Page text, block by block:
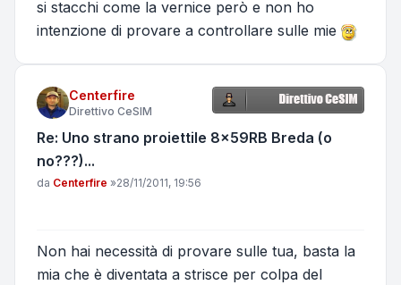
si stacchi come la vernice però e non ho
intenzione di provare a controllare sulle mie
Centerfire
Direttivo CeSIM
Re: Uno strano proiettile 8x59RB Breda (o
no???)...
Messaggio
da Centerfire »28/11/2011, 19:56
Non hai necessità di provare sulle tua, basta la
mia che è diventata a strisce per colpa del